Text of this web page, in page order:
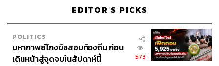
EDITOR'S PICKS
POLITICS
มหากาพย์โกงข้อสอบท้องถิ่น ก่อน
เดินหน้าสู่จุดจบในสัปดาห์นี้
573